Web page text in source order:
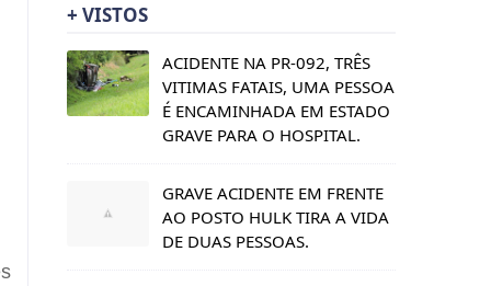
+ VISTOS
ACIDENTE NA PR-092, TRÊS
VITIMAS FATAIS, UMA PESSOA
É ENCAMINHADA EM ESTADO
GRAVE PARA O HOSPITAL.
GRAVE ACIDENTE EM FRENTE
AO POSTO HULK TIRA A VIDA
DE DUAS PESSOAS.